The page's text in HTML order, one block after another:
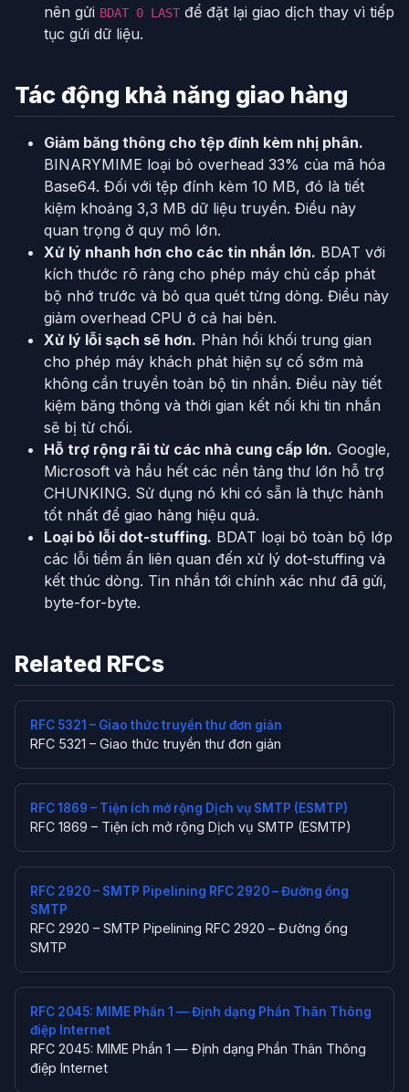
nên gửi BDAT 0 LAST để đặt lại giao dịch thay vì tiếp
tục gửi dữ liệu.
Tác động khả năng giao hàng
Giảm băng thông cho tệp đính kèm nhị phân.
BINARYMIME loại bỏ overhead 33% của mã hóa
Base64. Đối với tệp đính kèm 10 MB, đó là tiết
kiệm khoảng 3,3 MB dữ liệu truyền. Điều này
quan trọng ở quy mô lớn.
Xử lý nhanh hơn cho các tin nhắn lớn. BDAT với
kích thước rõ ràng cho phép máy chủ cấp phát
bộ nhớ trước và bỏ qua quét từng dòng. Điều này
giảm overhead CPU ở cả hai bên.
Xử lý lỗi sạch sẽ hơn. Phản hồi khối trung gian
cho phép máy khách phát hiện sự cố sớm mà
không cần truyền toàn bộ tin nhắn. Điều này tiết
kiệm băng thông và thời gian kết nối khi tin nhắn
sẽ bị từ chối.
Hỗ trợ rộng rãi từ các nhà cung cấp lớn. Google,
Microsoft và hầu hết các nền tảng thư lớn hỗ trợ
CHUNKING. Sử dụng nó khi có sẵn là thực hành
tốt nhất để giao hàng hiệu quả.
Loại bỏ lỗi dot-stuffing. BDAT loại bỏ toàn bộ lớp
các lỗi tiềm ẩn liên quan đến xử lý dot-stuffing và
kết thúc dòng. Tin nhắn tới chính xác như đã gửi,
byte-for-byte.
Related RFCs
RFC 5321 – Giao thức truyền thư đơn giản
RFC 5321 – Giao thức truyền thư đơn giản
RFC 1869 – Tiện ích mở rộng Dịch vụ SMTP (ESMTP)
RFC 1869 – Tiện ích mở rộng Dịch vụ SMTP (ESMTP)
RFC 2920 – SMTP Pipelining RFC 2920 – Đường ống
SMTP
RFC 2920 – SMTP Pipelining RFC 2920 – Đường ống
SMTP
RFC 2045: MIME Phần 1 — Định dạng Phần Thân Thông
điệp Internet
RFC 2045: MIME Phần 1 — Định dạng Phần Thân Thông
điệp Internet